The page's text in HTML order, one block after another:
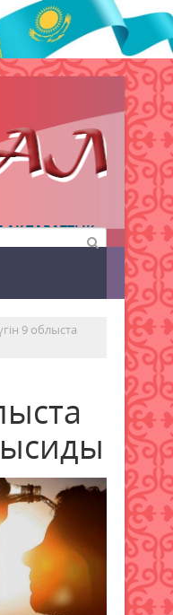
АҚПАРАТТЫҚ
9 облыста